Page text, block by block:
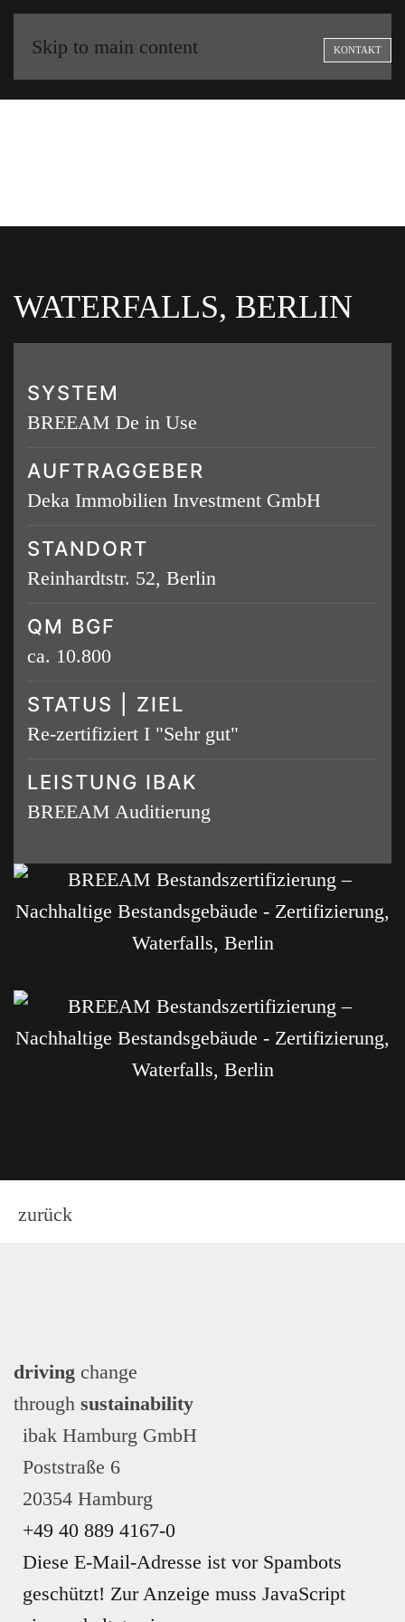
Skip to main content KONTAKT
WATERFALLS, BERLIN
SYSTEM
BREEAM De in Use
AUFTRAGGEBER
Deka Immobilien Investment GmbH
STANDORT
Reinhardtstr. 52, Berlin
QM BGF
ca. 10.800
STATUS | ZIEL
Re-zertifiziert I "Sehr gut"
LEISTUNG IBAK
BREEAM Auditierung
zurück
driving change
through sustainability
ibak Hamburg GmbH
Poststraße 6
20354 Hamburg
+49 40 889 4167-0
Diese E-Mail-Adresse ist vor Spambots
geschützt! Zur Anzeige muss JavaScript